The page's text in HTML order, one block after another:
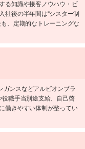
る知識や接客ノウハウ・ビ
社後の半年間は“シスター制
、定期的なトレーニングな
ガンスなどアルビオンブラ
職手当別途支給、自己啓
働きやすい体制が整ってい